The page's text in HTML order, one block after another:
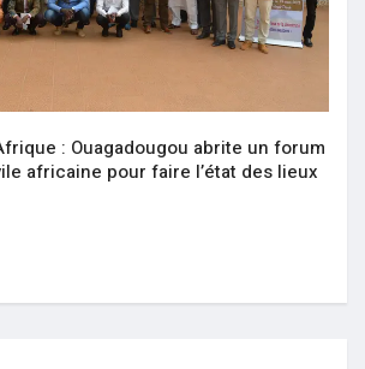
: Ouagadougou abrite un forum
africaine pour faire l’état des lieux